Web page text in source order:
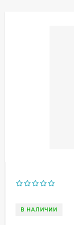
В НАЛИЧИИ